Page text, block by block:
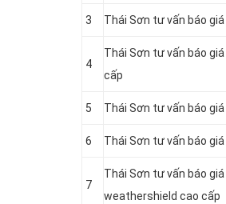
3 Thái Sơn tư vấn báo
4
Thái Sơn tư vấn báo
cấp
5 Thái Sơn tư vấn báo
6 Thái Sơn tư vấn báo
7
Thái Sơn tư vấn báo
weathershield cao cấp